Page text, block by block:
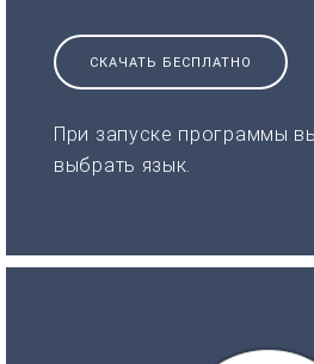
СКАЧАТЬ БЕСПЛАТНО
При запуске программы
выбрать язык.